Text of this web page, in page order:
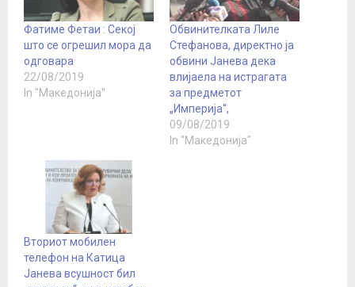
Фатиме Фетаи : Секој
што се огрешил мора да
одговара
22/08/2019
In "Македонија"
Oбвинителката Лиле
Стефанова, директно ја
обвини Јанева дека
влијаела на истрагата
за предметот
„Империја“,
09/08/2019
In "Македонија"
Вториот мобилен
телефон на Катица
Јанева всушност бил